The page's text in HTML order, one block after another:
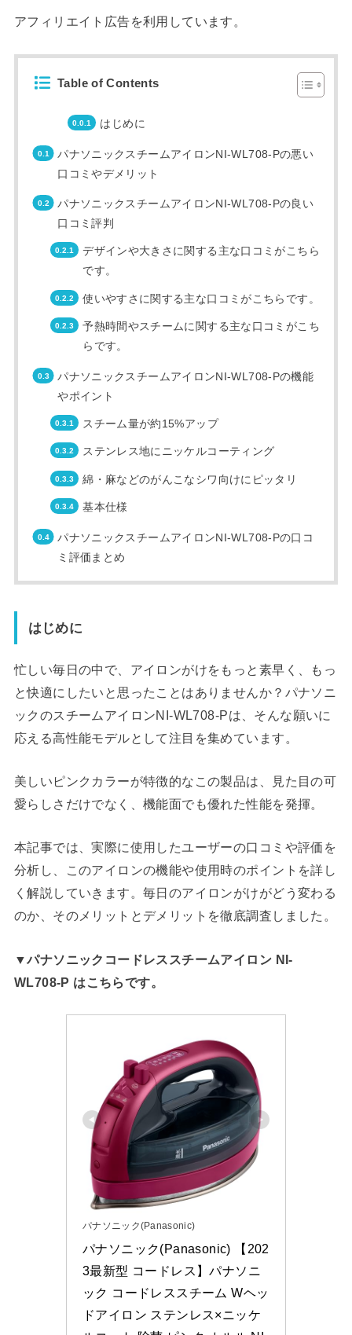
アフィリエイト広告を利用しています。
Table of Contents
はじめに
パナソニックスチームアイロンNI-WL708-Pの悪い
口コミやデメリット
パナソニックスチームアイロンNI-WL708-Pの良い
口コミ評判
デザインや大きさに関する主な口コミがこちら
です。
使いやすさに関する主な口コミがこちらです。
予熱時間やスチームに関する主な口コミがこち
らです。
パナソニックスチームアイロンNI-WL708-Pの機能
やポイント
スチーム量が約15%アップ
ステンレス地にニッケルコーティング
綿・麻などのがんこなシワ向けにピッタリ
基本仕様
パナソニックスチームアイロンNI-WL708-Pの口コ
ミ評価まとめ
はじめに
忙しい毎日の中で、アイロンがけをもっと素早く、もっ
と快適にしたいと思ったことはありませんか？パナソニ
ックのスチームアイロンNI-WL708-Pは、そんな願いに
応える高性能モデルとして注目を集めています。
美しいピンクカラーが特徴的なこの製品は、見た目の可
愛らしさだけでなく、機能面でも優れた性能を発揮。
本記事では、実際に使用したユーザーの口コミや評価を
分析し、このアイロンの機能や使用時のポイントを詳し
く解説していきます。毎日のアイロンがけがどう変わる
のか、そのメリットとデメリットを徹底調査しました。
▼パナソニックコードレススチームアイロン NI-
WL708-P はこちらです。
パナソニック(Panasonic)
パナソニック(Panasonic) 【202
3最新型 コードレス】パナソニ
ック コードレススチーム Wヘッ
ドアイロン ステンレス×ニッケ